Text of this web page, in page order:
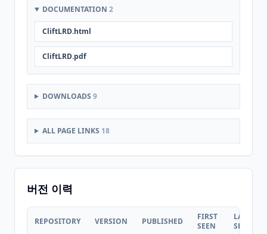
DOCUMENTATION 2
CliftLRD.html
CliftLRD.pdf
DOWNLOADS 9
ALL PAGE LINKS 18
버전 이력
REPOSITORY VERSION PUBLISHED
FIRST
SEEN
LAST
SEEN